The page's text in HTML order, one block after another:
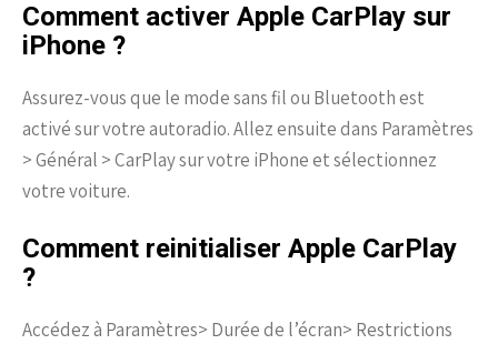
Comment activer Apple CarPlay sur
iPhone ?
Assurez-vous que le mode sans fil ou Bluetooth est
activé sur votre autoradio. Allez ensuite dans Paramètres
> Général > CarPlay sur votre iPhone et sélectionnez
votre voiture.
Comment reinitialiser Apple CarPlay
?
Accédez à Paramètres> Durée de l’écran> Restrictions